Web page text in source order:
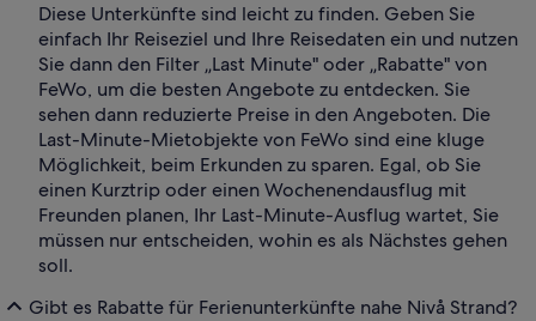
Diese Unterkünfte sind leicht zu finden. Geben Sie
einfach Ihr Reiseziel und Ihre Reisedaten ein und nutzen
Sie dann den Filter „Last Minute" oder „Rabatte" von
FeWo, um die besten Angebote zu entdecken. Sie
sehen dann reduzierte Preise in den Angeboten. Die
Last-Minute-Mietobjekte von FeWo sind eine kluge
Möglichkeit, beim Erkunden zu sparen. Egal, ob Sie
einen Kurztrip oder einen Wochenendausflug mit
Freunden planen, Ihr Last-Minute-Ausflug wartet, Sie
müssen nur entscheiden, wohin es als Nächstes gehen
soll.
Gibt es Rabatte für Ferienunterkünfte nahe Nivå Strand?